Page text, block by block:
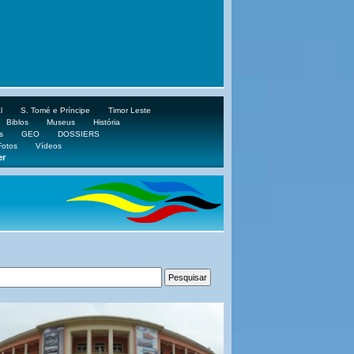
S. Tomé e Príncipe
Timor Leste
Biblos
Museus
História
GEO
DOSSIERS
Vídeos